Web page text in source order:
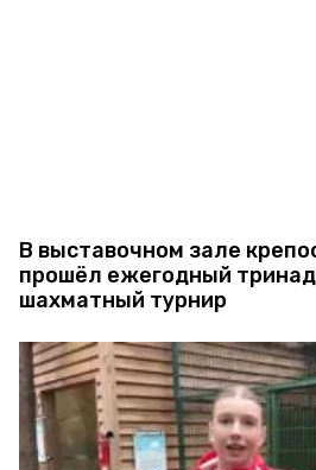
В выставочном зале
прошёл ежегодный
шахматный турнир